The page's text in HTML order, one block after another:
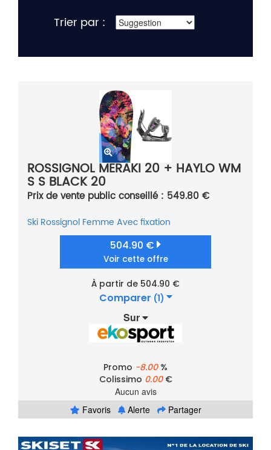
Trier par :
ROSSIGNOL MERAKI 20 + HAYLO WM
S S BLACK 20
Prix de vente public conseillé : 549.80 €
Ski Rossignol Femme Avec fixation
504.90 €
Voir cette offre
À partir de 504.90 €
Comparer (1)
Sur
Promo -8.00%
Colissimo 0.00€
Aucun avis
Favoris
Alerte Partager